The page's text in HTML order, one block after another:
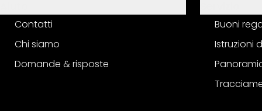
Contatti
Chi siamo
Domande & risposte
Buoni
Istruzioni